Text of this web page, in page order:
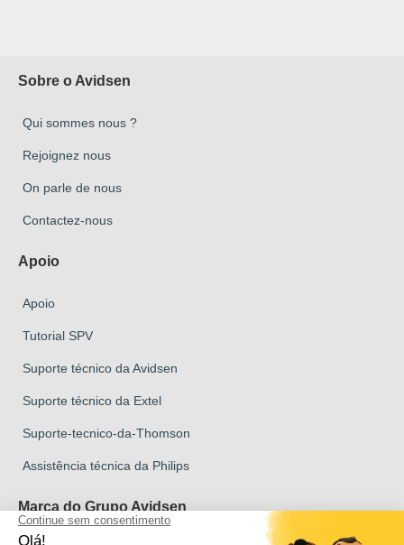
Sobre o Avidsen
Qui sommes nous ?
Rejoignez nous
On parle de nous
Contactez-nous
Apoio
Apoio
Tutorial SPV
Suporte técnico da Avidsen
Suporte técnico da Extel
Suporte-tecnico-da-Thomson
Assistência técnica da Philips
Marca do Grupo Avidsen